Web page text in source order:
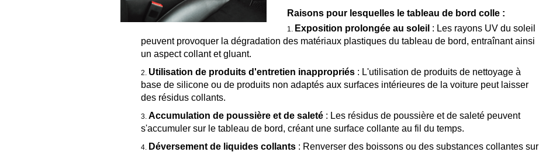
Raisons pour lesquelles le tableau de bord colle :
Exposition prolongée au soleil : Les rayons UV du soleil
peuvent provoquer la dégradation des matériaux plastiques du tableau de bord, entraînant ainsi
un aspect collant et gluant.
Utilisation de produits d'entretien inappropriés : L'utilisation de produits de nettoyage à
base de silicone ou de produits non adaptés aux surfaces intérieures de la voiture peut laisser
des résidus collants.
Accumulation de poussière et de saleté : Les résidus de poussière et de saleté peuvent
s'accumuler sur le tableau de bord, créant une surface collante au fil du temps.
Déversement de liquides collants : Renverser des boissons ou des substances collantes sur